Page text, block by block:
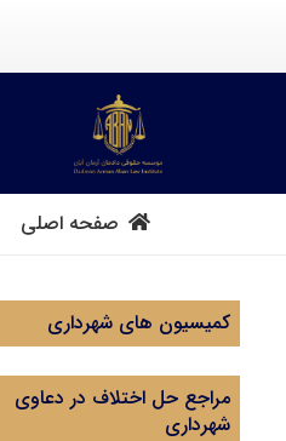
صفحه اصلی
کمیسیون های شهرداری
مراجع حل اختلاف در دعاوی
شهرداری